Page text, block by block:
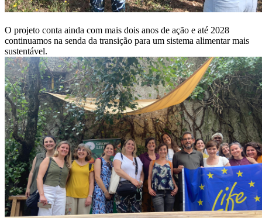
O projeto conta ainda com mais dois anos de ação e até 2028
continuamos na senda da transição para um sistema alimentar mais
sustentável.